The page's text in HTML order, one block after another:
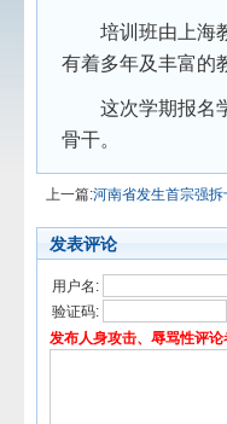
培训班由上海
有着多年及丰富的
这次学期报名
骨干。
上一篇:河南省发生首宗强
发表评论
用户名:
验证码:
发布人身攻击、辱骂性评论